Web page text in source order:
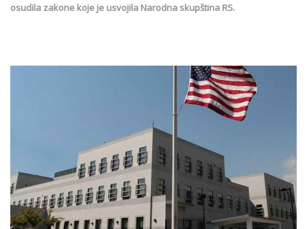
osudila zakone koje je usvojila Narodna skupština RS.